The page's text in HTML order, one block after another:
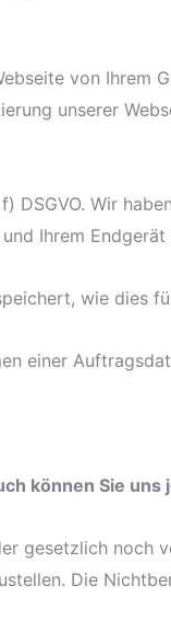
von Ihrem
unserer
Wir
Ihrem
wie dies
einer
können Sie
gesetzlich
Die